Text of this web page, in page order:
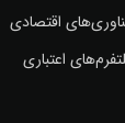
اقتصادی
اعتباری